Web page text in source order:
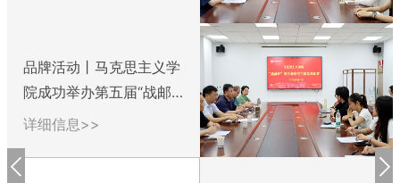
品牌活动丨马克思主义学
院成功举办第五届“战邮
杯”研究生微党课...
详细信息>>